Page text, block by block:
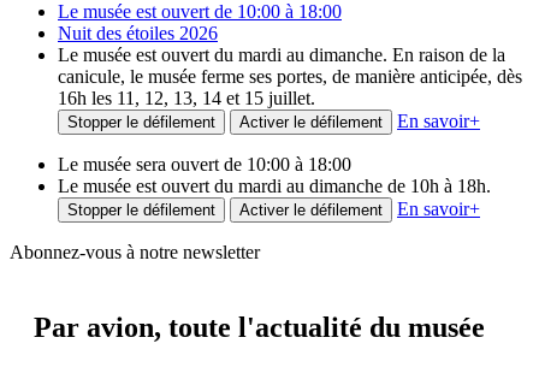
Le musée est ouvert de 10:00 à 18:00
Nuit des étoiles 2026
Le musée est ouvert du mardi au dimanche. En raison de la
canicule, le musée ferme ses portes, de manière anticipée, dès
16h les 11, 12, 13, 14 et 15 juillet.
Stopper le défilement Activer le défilement En savoir+
Le musée sera ouvert de 10:00 à 18:00
Le musée est ouvert du mardi au dimanche de 10h à 18h.
Stopper le défilement Activer le défilement En savoir+
Abonnez-vous à notre newsletter
Par avion, toute l'actualité du musée